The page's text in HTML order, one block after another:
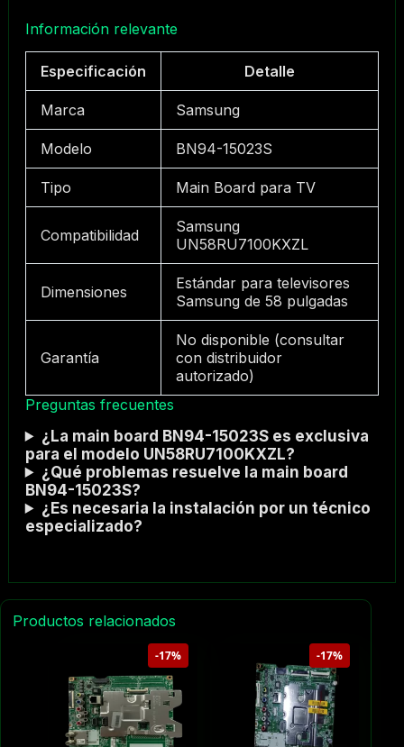
Información relevante
Especificación Detalle
Marca Samsung
Modelo BN94-15023S
Tipo Main Board para TV
Compatibilidad
Samsung
UN58RU7100KXZL
Dimensiones
Estándar para televisores
Samsung de 58 pulgadas
Garantía
No disponible (consultar
con distribuidor
autorizado)
Preguntas frecuentes
¿La main board BN94-15023S es exclusiva
para el modelo UN58RU7100KXZL?
¿Qué problemas resuelve la main board
BN94-15023S?
¿Es necesaria la instalación por un técnico
especializado?
Productos relacionados
-17% -17%